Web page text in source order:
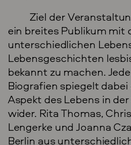
Ziel der
ein breites Publikum mit
unterschiedlichen
Lebensgeschichten
bekannt zu machen.
Biografien spiegelt
Aspekt des Lebens in
wider. Rita Thomas,
Lengerke und Joanna
Berlin aus